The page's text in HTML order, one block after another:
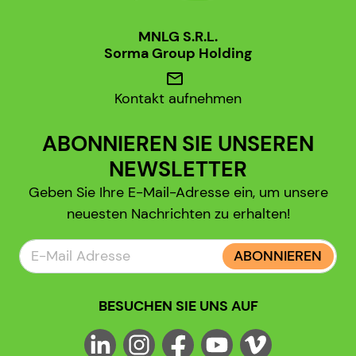
MNLG S.R.L.
Sorma Group Holding
mail
Kontakt aufnehmen
ABONNIEREN SIE UNSEREN
NEWSLETTER
Geben Sie Ihre E-Mail-Adresse ein, um unsere
neuesten Nachrichten zu erhalten!
ABONNIEREN
BESUCHEN SIE UNS AUF